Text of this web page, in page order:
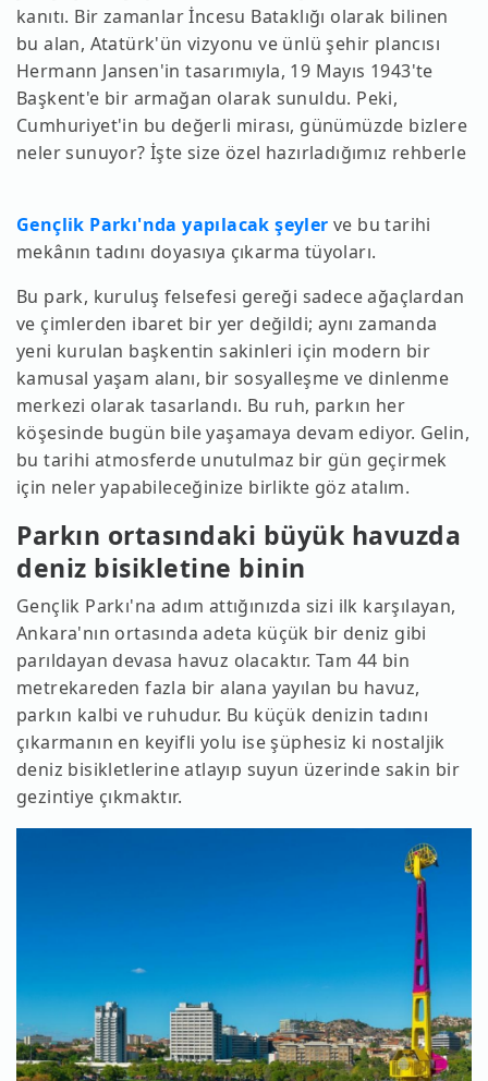
kanıtı. Bir zamanlar İncesu Bataklığı olarak bilinen
bu alan, Atatürk'ün vizyonu ve ünlü şehir plancısı
Hermann Jansen'in tasarımıyla, 19 Mayıs 1943'te
Başkent'e bir armağan olarak sunuldu. Peki,
Cumhuriyet'in bu değerli mirası, günümüzde bizlere
neler sunuyor? İşte size özel hazırladığımız rehberle
Gençlik Parkı'nda yapılacak şeyler ve bu tarihi
mekânın tadını doyasıya çıkarma tüyoları.
Bu park, kuruluş felsefesi gereği sadece ağaçlardan
ve çimlerden ibaret bir yer değildi; aynı zamanda
yeni kurulan başkentin sakinleri için modern bir
kamusal yaşam alanı, bir sosyalleşme ve dinlenme
merkezi olarak tasarlandı. Bu ruh, parkın her
köşesinde bugün bile yaşamaya devam ediyor. Gelin,
bu tarihi atmosferde unutulmaz bir gün geçirmek
için neler yapabileceğinize birlikte göz atalım.
Parkın ortasındaki büyük havuzda
deniz bisikletine binin
Gençlik Parkı'na adım attığınızda sizi ilk karşılayan,
Ankara'nın ortasında adeta küçük bir deniz gibi
parıldayan devasa havuz olacaktır. Tam 44 bin
metrekareden fazla bir alana yayılan bu havuz,
parkın kalbi ve ruhudur. Bu küçük denizin tadını
çıkarmanın en keyifli yolu ise şüphesiz ki nostaljik
deniz bisikletlerine atlayıp suyun üzerinde sakin bir
gezintiye çıkmaktır.